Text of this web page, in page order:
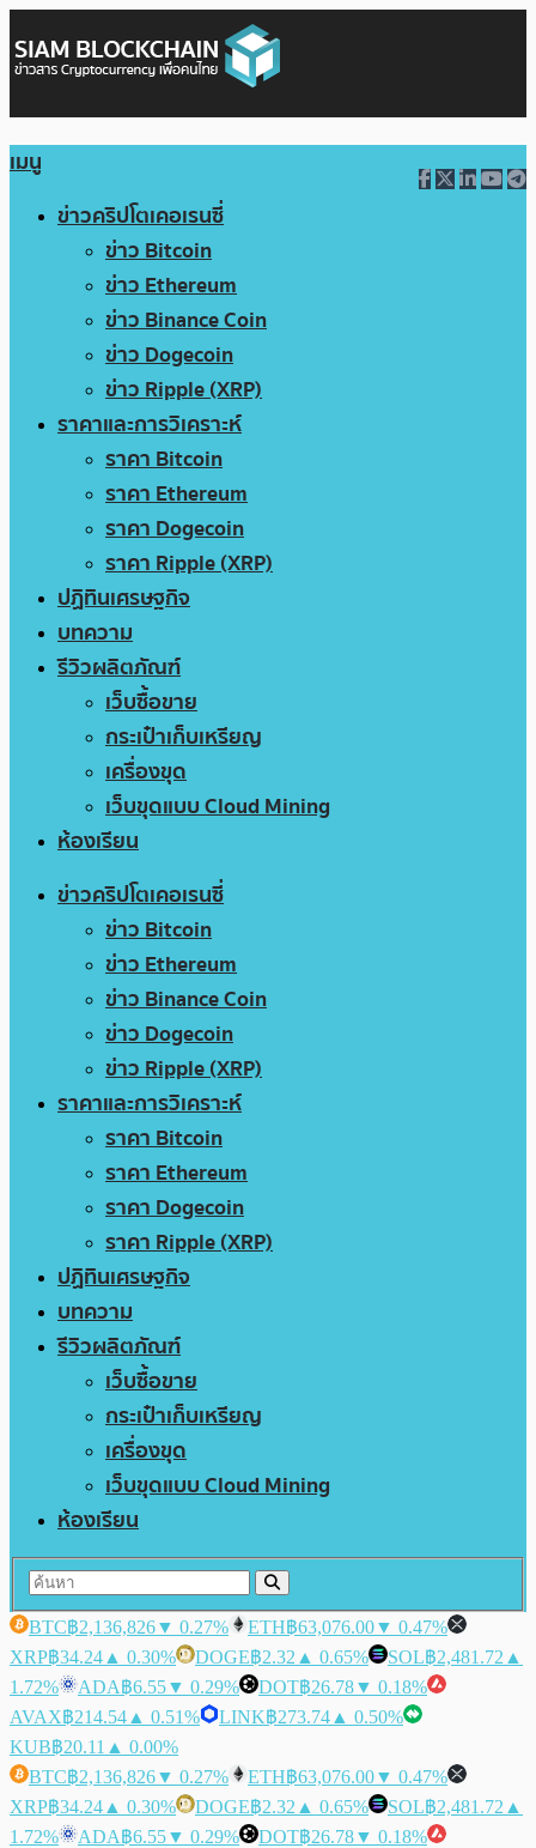
เมนู
ข่าวคริปโตเคอเรนซี่
ข่าว Bitcoin
ข่าว Ethereum
ข่าว Binance Coin
ข่าว Dogecoin
ข่าว Ripple (XRP)
ราคาและการวิเคราะห์
ราคา Bitcoin
ราคา Ethereum
ราคา Dogecoin
ราคา Ripple (XRP)
ปฏิทินเศรษฐกิจ
บทความ
รีวิวผลิตภัณฑ์
เว็บซื้อขาย
กระเป๋าเก็บเหรียญ
เครื่องขุด
เว็บขุดแบบ Cloud Mining
ห้องเรียน
ข่าวคริปโตเคอเรนซี่
ข่าว Bitcoin
ข่าว Ethereum
ข่าว Binance Coin
ข่าว Dogecoin
ข่าว Ripple (XRP)
ราคาและการวิเคราะห์
ราคา Bitcoin
ราคา Ethereum
ราคา Dogecoin
ราคา Ripple (XRP)
ปฏิทินเศรษฐกิจ
บทความ
รีวิวผลิตภัณฑ์
เว็บซื้อขาย
กระเป๋าเก็บเหรียญ
เครื่องขุด
เว็บขุดแบบ Cloud Mining
ห้องเรียน
BTC฿2,136,826▼ 0.27% ETH฿63,076.00▼ 0.47%
XRP฿34.24 ▲ 0.30% DOGE฿2.32 ▲ 0.65% SOL฿2,481.72 ▲
1.72%
ADA฿6.55▼ 0.29% DOT฿26.78▼ 0.18%
AVAX฿214.54 ▲ 0.51% LINK฿273.74 ▲ 0.50%
KUB฿20.11 ▲ 0.00%
BTC฿2,136,826▼ 0.27% ETH฿63,076.00▼ 0.47%
XRP฿34.24 ▲ 0.30% DOGE฿2.32 ▲ 0.65% SOL฿2,481.72 ▲
1.72%
ADA฿6.55▼ 0.29% DOT฿26.78▼ 0.18%